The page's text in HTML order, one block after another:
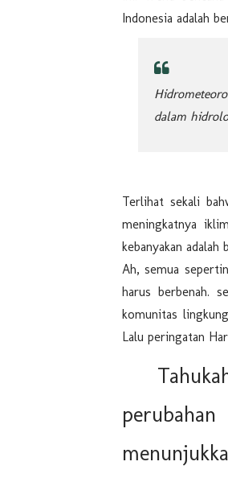
Indonesia adalah
dalam
Terlihat sekali
meningkatnya
kebanyakan
Ah, semua
harus berbenah.
komunitas
Lalu peringatan
Tahukah